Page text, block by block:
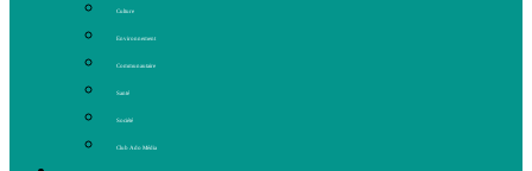
Culture
Environnement
Communautaire
Santé
Société
Club Ado Média